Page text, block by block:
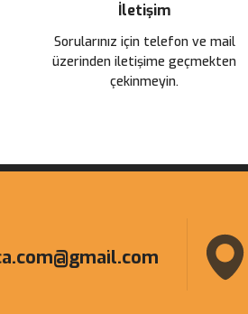
İletişim
Sorularınız için telefon ve mail
üzerinden iletişime geçmekten
çekinmeyin.